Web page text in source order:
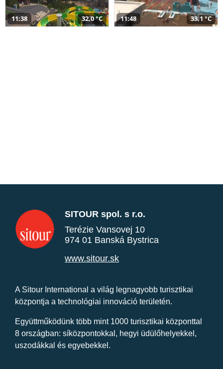
11:38 32,0 °C 11:48 33,1 °C
SITOUR spol. s r.o.
Terézie Vansovej 10
974 01 Banská Bystrica
www.sitour.sk
A Sitour International a világ legnagyobb turisztikai
központja a technológiai innováció területén.
Együttműködünk több mint 1000 turisztikai központtal
8 országban: síközpontokkal, hegyi üdülőhelyekkel,
uszodákkal és egyebekkel.